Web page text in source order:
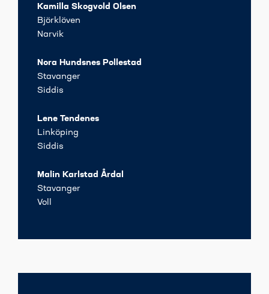
Kamilla Skogvold Olsen
Björklöven
Narvik
Nora Hundsnes Pollestad
Stavanger
Siddis
Lene Tendenes
Linköping
Siddis
Malin Karlstad Årdal
Stavanger
Voll